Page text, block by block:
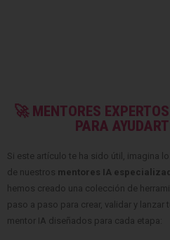
🚀 MENTORES
PARA
Si este artículo te ha sido útil, imagina
de nuestros mentores IA
hemos creado una colección de
paso a paso para crear, validar y
mentor IA diseñados para cada etapa: